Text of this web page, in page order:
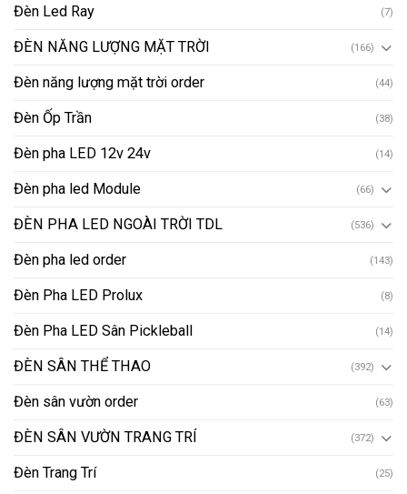
Đèn Led Ray (7)
ĐÈN NĂNG LƯỢNG MẶT TRỜI (166)
Đèn năng lượng mặt trời order (44)
Đèn Ốp Trần (38)
Đèn pha LED 12v 24v (14)
Đèn pha led Module (66)
ĐÈN PHA LED NGOÀI TRỜI TDL (536)
Đèn pha led order (143)
Đèn Pha LED Prolux (8)
Đèn Pha LED Sân Pickleball (14)
ĐÈN SÂN THỂ THAO (392)
Đèn sân vườn order (63)
ĐÈN SÂN VƯỜN TRANG TRÍ (372)
Đèn Trang Trí (25)